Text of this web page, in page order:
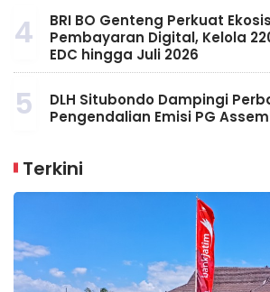
4
BRI BO Genteng Perkuat
Pembayaran Digital, Kelola
EDC hingga Juli 2026
5
DLH Situbondo Dampingi
Pengendalian Emisi PG
Terkini